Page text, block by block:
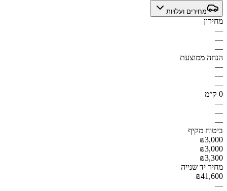
מחירים ועלויות
מחירון
—
—
—
הנחה ממוצעת
—
—
—
0 ק״מ
—
—
—
ביטוח מקיף
₪3,000
₪3,000
₪3,300
מחיר יד שנייה
₪41,600
—